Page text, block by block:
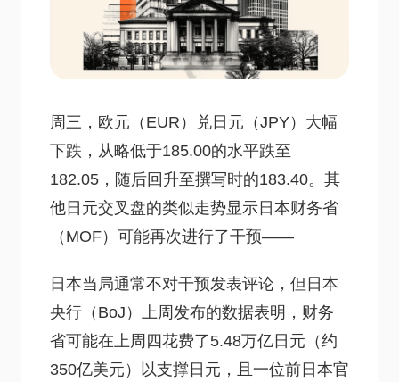
周三，欧元（EUR）兑日元（JPY）大幅
下跌，从略低于185.00的水平跌至
182.05，随后回升至撰写时的183.40。其
他日元交叉盘的类似走势显示日本财务省
（MOF）可能再次进行了干预——
日本当局通常不对干预发表评论，但日本
央行（BoJ）上周发布的数据表明，财务
省可能在上周四花费了5.48万亿日元（约
350亿美元）以支撑日元，且一位前日本官